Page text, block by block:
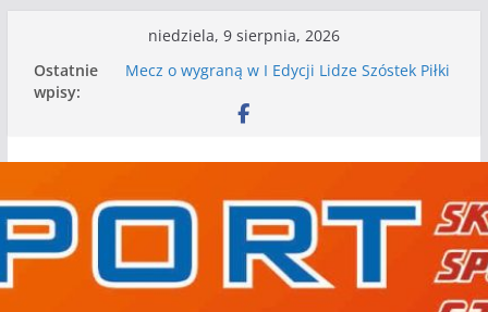
treści
niedziela, 9 sierpnia, 2026
Ostatnie
wpisy:
Mecz o wygraną w I Edycji Lidze Szóstek Piłki
Nasze piłkarskie zespoły w toku przygotowań
Kolejne gry kontrolne naszych piłkarskich
WKS wygrywa pierwszą edycję Ligi Szóstek w
Gwdzie Wielkiej
I mamy kolejne gry kontrolne, piłkarskie
granie przed nami